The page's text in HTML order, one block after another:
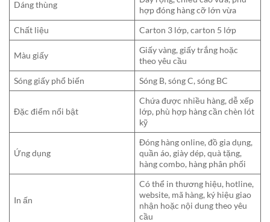
Dáng thùng
hợp đóng hàng cỡ lớn vừa
Chất liệu
Carton 3 lớp, carton 5 lớp
Màu giấy
Giấy vàng, giấy trắng hoặc
theo yêu cầu
Sóng giấy phổ biến
Sóng B, sóng C, sóng BC
Đặc điểm nổi bật
Chứa được nhiều hàng, dễ xếp
lớp, phù hợp hàng cần chèn lót
kỹ
Ứng dụng
Đóng hàng online, đồ gia dụng,
quần áo, giày dép, quà tặng,
hàng combo, hàng phân phối
In ấn
Có thể in thương hiệu, hotline,
website, mã hàng, ký hiệu giao
nhận hoặc nội dung theo yêu
cầu